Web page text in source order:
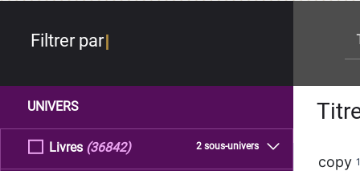
Filtrer par
UNIVERS
Livres 2 sous-univers
(36842)
copy